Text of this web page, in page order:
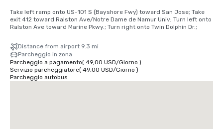
Take left ramp onto US-101 S (Bayshore Fwy) toward San Jose; Take
exit 412 toward Ralston Ave/Notre Dame de Namur Univ; Turn left onto
Ralston Ave toward Marine Pkwy.; Turn right onto Twin Dolphin Dr.;
Distance from airport 9.3 mi
Parcheggio in zona
Parcheggio a pagamento( 49,00 USD/Giorno )
Servizio parcheggiatore( 49,00 USD/Giorno )
Parcheggio autobus